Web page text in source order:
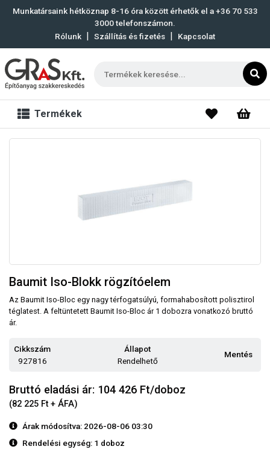
Munkatársaink hétköznap 8-16 óra között érhetők el a+36 70 533
3000telefonszámon.
Rólunk | Szállítás és fizetés | Kapcsolat
Termékek
Baumit Iso-Blokk rögzítóelem
Az Baumit Iso-Bloc egy nagy térfogatsúlyú, formahabosított polisztirol
téglatest. A feltüntetett Baumit Iso-Bloc ár 1 dobozra vonatkozó bruttó
ár.
Cikkszám
927816
Állapot
Rendelhető
Mentés
Bruttó eladási ár: 104 426 Ft/doboz
(82 225 Ft + ÁFA)
Árak módosítva: 2026-08-06 03:30
Rendelési egység: 1 doboz